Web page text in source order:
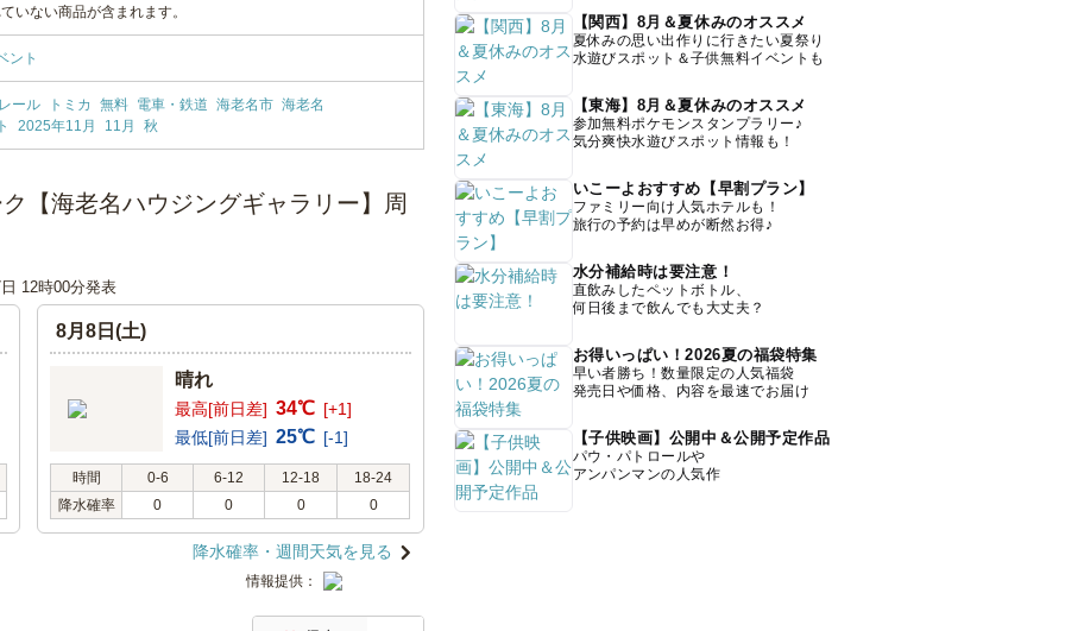
いない商品が含まれます。
ント
ール トミカ 無料 電車・鉄道 海老名市 海老名
2025年11月 11月 秋
【海老名ハウジングギャラリー】周
12時00分発表
8月8日(土)
晴れ
最高[前日差] 34℃ [+1]
最低[前日差] 25℃ [-1]
時間 0-6 6-12 12-18
18-24
降水確率
0 0 0 0
降水確率・週間天気を見る
情報提供：
【関西】8月＆夏休みのオススメ
夏休みの思い出作りに行きたい夏祭り
水遊びスポット＆子供無料イベントも
【東海】8月＆夏休みのオススメ
参加無料ポケモンスタンプラリー♪
気分爽快水遊びスポット情報も！
いこーよおすすめ【早割プラン】
ファミリー向け人気ホテルも！
旅行の予約は早めが断然お得♪
水分補給時は要注意！
直飲みしたペットボトル、
何日後まで飲んでも大丈夫？
お得いっぱい！2026夏の福袋特集
早い者勝ち！数量限定の人気福袋
発売日や価格、内容を最速でお届け
【子供映画】公開中＆公開予定作品
パウ・パトロールや
アンパンマンの人気作